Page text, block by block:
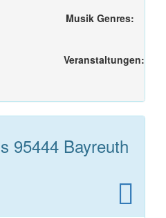
Musik Genres:
Veranstaltungen:
95444 Bayreuth